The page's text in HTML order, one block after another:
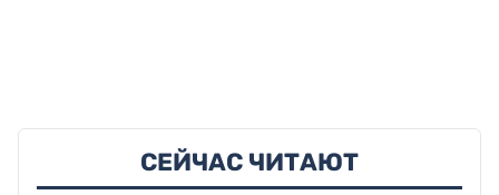
СЕЙЧАС ЧИТАЮТ